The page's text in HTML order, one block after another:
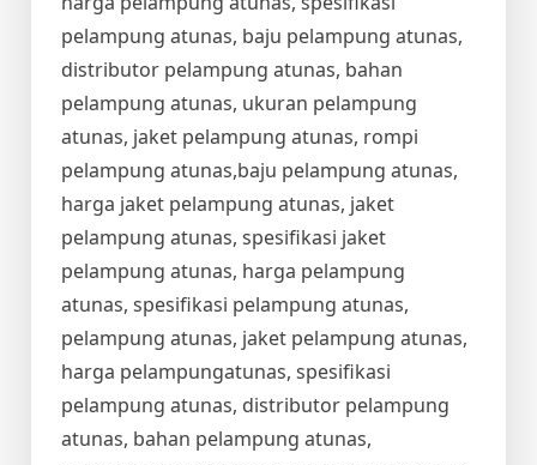
pelampung atunas, baju pelampung atunas,
distributor pelampung atunas, bahan
pelampung atunas, ukuran pelampung
atunas, jaket pelampung atunas, rompi
pelampung atunas,baju pelampung atunas,
harga jaket pelampung atunas, jaket
pelampung atunas, spesifikasi jaket
pelampung atunas, harga pelampung
atunas, spesifikasi pelampung atunas,
pelampung atunas, jaket pelampung atunas,
harga pelampungatunas, spesifikasi
pelampung atunas, distributor pelampung
atunas, bahan pelampung atunas,